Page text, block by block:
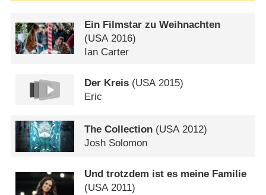
Ein Filmstar zu Weihnachten
(USA2016)
Ian Carter
Der Kreis (USA2015)
Eric
The Collection (USA2012)
Josh Solomon
Und trotzdem ist es meine Familie
(USA2011)